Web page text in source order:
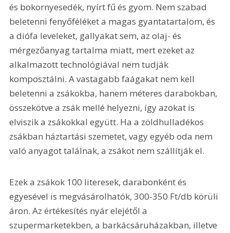
és bokornyesedék, nyírt fű és gyom. Nem szabad
beletenni fenyőféléket a magas gyantatartalom, és
a diófa leveleket, gallyakat sem, az olaj- és
mérgezőanyag tartalma miatt, mert ezeket az
alkalmazott technológiával nem tudják
komposztálni. A vastagabb faágakat nem kell
beletenni a zsákokba, hanem méteres darabokban,
összekötve a zsák mellé helyezni, így azokat is
elviszik a zsákokkal együtt. Ha a zöldhulladékos
zsákban háztartási szemetet, vagy egyéb oda nem
való anyagot találnak, a zsákot nem szállítják el.
Ezek a zsákok 100 literesek, darabonként és
egyesével is megvásárolhatók, 300-350 Ft/db körüli
áron. Az értékesítés nyár elejétől a
szupermarketekben, a barkácsáruházakban, illetve